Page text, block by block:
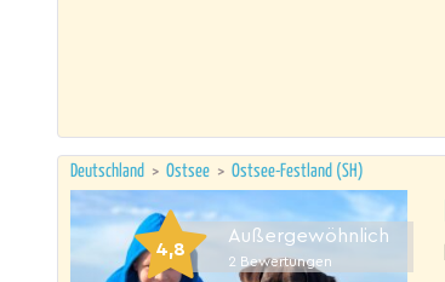
Deutschland > Ostsee > Ostsee-Festland (SH)
4,8
Außergewöhnlich
2 Bewertungen